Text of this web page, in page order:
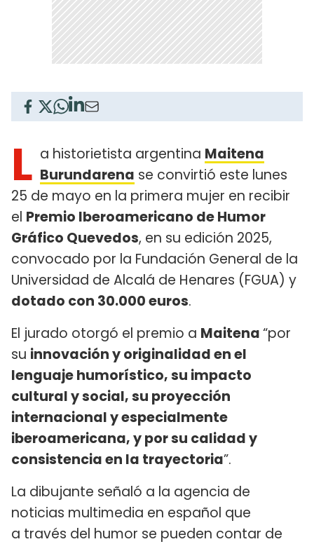
L a historietista argentina Maitena
Burundarena se convirtió este lunes
25 de mayo en la primera mujer en recibir
el Premio Iberoamericano de Humor
Gráfico Quevedos, en su edición 2025,
convocado por la Fundación General de la
Universidad de Alcalá de Henares (FGUA) y
dotado con 30.000 euros.
El jurado otorgó el premio a Maitena“por
su innovación y originalidad en el
lenguaje humorístico, su impacto
cultural y social, su proyección
internacional y especialmente
iberoamericana, y por su calidad y
consistencia en la trayectoria”.
La dibujante señaló a la agencia de
noticias multimedia en español que
a través del humor se pueden contar de